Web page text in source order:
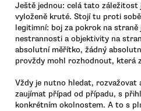
Ještě jednou: celá tato záležitost
vyloženě kruté. Stojí tu proti
legitimní: boj za pokrok na straně
nestrannosti a objektivity na
absolutní měřítko, žádný
provždy mohl rozhodnout, která
Vždy je nutno hledat, rozvažovat
zaujímat případ od případu, s
konkrétním okolnostem. A to s